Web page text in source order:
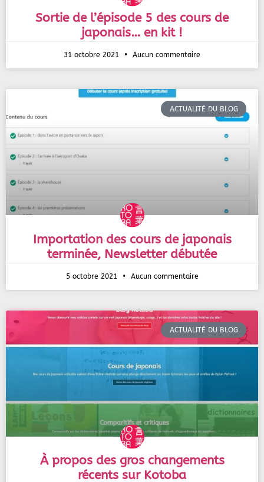
Sortie de l’épisode 5 des cours de
japonais… en kit !
31 octobre 2021 Aucun commentaire
ACTUALITÉ DU BLOG
Importation des cours de japonais
terminée, Newsletter débutée
5 octobre 2021 Aucun commentaire
ACTUALITÉ DU BLOG
À propos des gros changements
récents sur Kotoba